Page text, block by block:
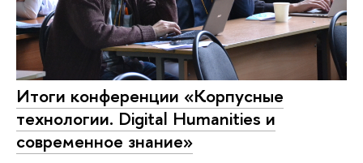
Итоги конференции «Корпусные
технологии. Digital Humanities и
современное знание»